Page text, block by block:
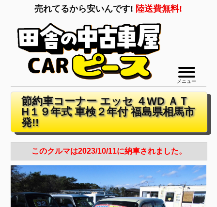
売れてるから安いんです! 陸送費無料!
メニュー
節約車コーナー エッセ ４WD ＡＴ
H１９年式 車検２年付 福島県相馬市
発!!
このクルマは2023/10/11に納車されました。